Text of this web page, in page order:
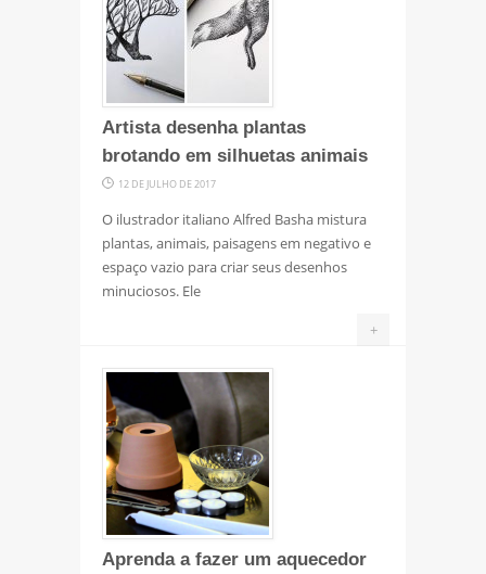
Artista desenha plantas
brotando em silhuetas animais
12 DE JULHO DE 2017
O ilustrador italiano Alfred Basha mistura
plantas, animais, paisagens em negativo e
espaço vazio para criar seus desenhos
minuciosos. Ele
+
Aprenda a fazer um aquecedor